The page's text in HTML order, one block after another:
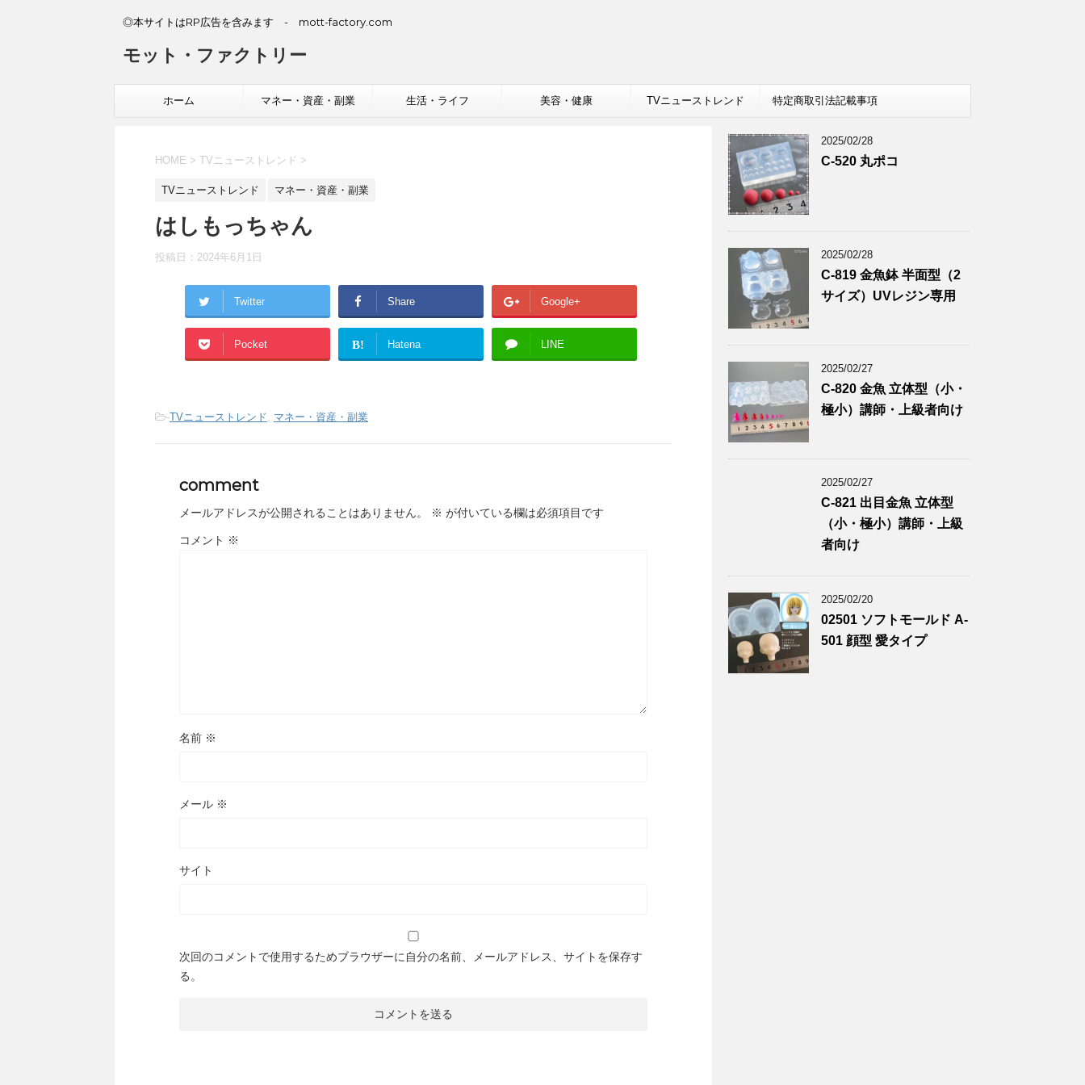
◎本サイトはRP広告を含みます - mott-factory.com
モット・ファクトリー
ホーム マネー・資産・副業 生活・ライフ 美容・健康 TVニューストレンド 特定商取引法記載事項
HOME > TVニューストレンド >
TVニューストレンド マネー・資産・副業
はしもっちゃん
投稿日： 2024年6月1日
Twitter Share Google+
Pocket B! Hatena LINE
-TVニューストレンド, マネー・資産・副業
comment
メールアドレスが公開されることはありません。 ※ が付いている欄は必須項目です
コメント ※
名前 ※
メール ※
サイト
次回のコメントで使用するためブラウザーに自分の名前、メールアドレス、サイトを保存す
る。
2025/02/28
C-520 丸ポコ
2025/02/28
C-819 金魚鉢 半面型（2
サイズ）UVレジン専用
2025/02/27
C-820 金魚 立体型（小・
極小）講師・上級者向け
2025/02/27
C-821 出目金魚 立体型
（小・極小）講師・上級
者向け
2025/02/20
02501 ソフトモールド A-
501 顔型 愛タイプ